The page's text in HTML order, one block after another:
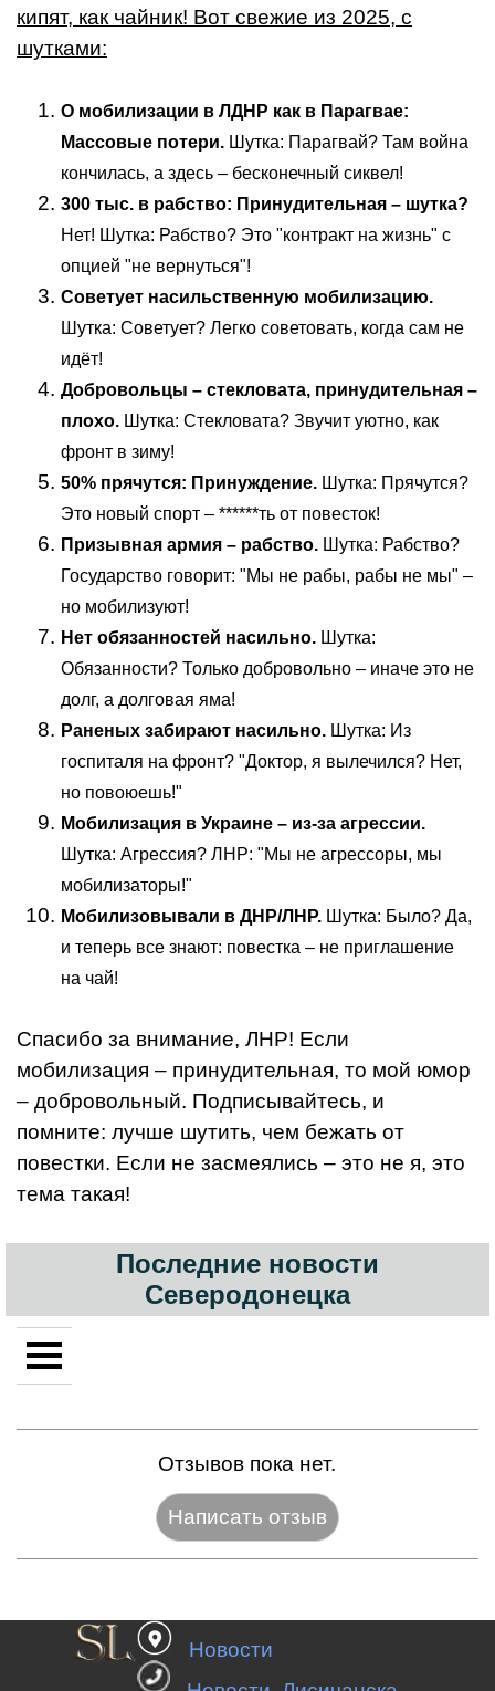
кипят, как чайник! Вот свежие из 2025, с
шутками:
О мобилизации в ЛДНР как в Парагвае:
Массовые потери. Шутка: Парагвай? Там война
кончилась, а здесь – бесконечный сиквел!
300 тыс. в рабство: Принудительная – шутка?
Нет! Шутка: Рабство? Это "контракт на жизнь" с
опцией "не вернуться"!
Советует насильственную мобилизацию.
Шутка: Советует? Легко советовать, когда сам не
идёт!
Добровольцы – стекловата, принудительная –
плохо. Шутка: Стекловата? Звучит уютно, как
фронт в зиму!
50% прячутся: Принуждение. Шутка: Прячутся?
Это новый спорт – ******ть от повесток!
Призывная армия – рабство. Шутка: Рабство?
Государство говорит: "Мы не рабы, рабы не мы" –
но мобилизуют!
Нет обязанностей насильно. Шутка:
Обязанности? Только добровольно – иначе это не
долг, а долговая яма!
Раненых забирают насильно. Шутка: Из
госпиталя на фронт? "Доктор, я вылечился? Нет,
но повоюешь!"
Мобилизация в Украине – из-за агрессии.
Шутка: Агрессия? ЛНР: "Мы не агрессоры, мы
мобилизаторы!"
Мобилизовывали в ДНР/ЛНР. Шутка: Было? Да,
и теперь все знают: повестка – не приглашение
на чай!
Спасибо за внимание, ЛНР! Если
мобилизация – принудительная, то мой юмор
– добровольный. Подписывайтесь, и
помните: лучше шутить, чем бежать от
повестки. Если не засмеялись – это не я, это
тема такая!
Последние новости
Северодонецка
Отзывов пока нет.
Новости